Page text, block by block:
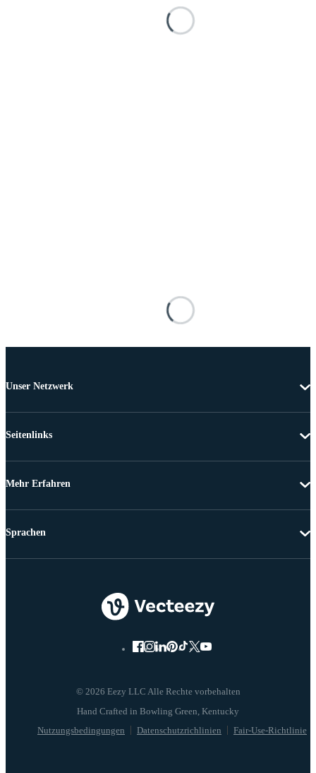
Unser Netzwerk
Seitenlinks
Mehr Erfahren
© 2026 Eezy LLC Alle Rechte vorbehalten
Nutzungsbedingungen Datenschutzrichlinien Fair-Use-Richtlinie
Sprachen